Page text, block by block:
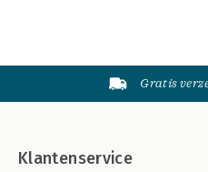
Gratis
Klantenservice